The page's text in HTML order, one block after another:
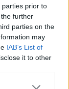
parties prior to
further
parties on the
may
IAB’s List of
it to other
neprodává
Státního úřadu
upozornění
že ve Francii